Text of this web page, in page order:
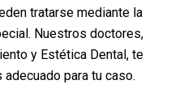
tratarse mediante la
Nuestros doctores,
y Estética Dental, te
para tu caso.